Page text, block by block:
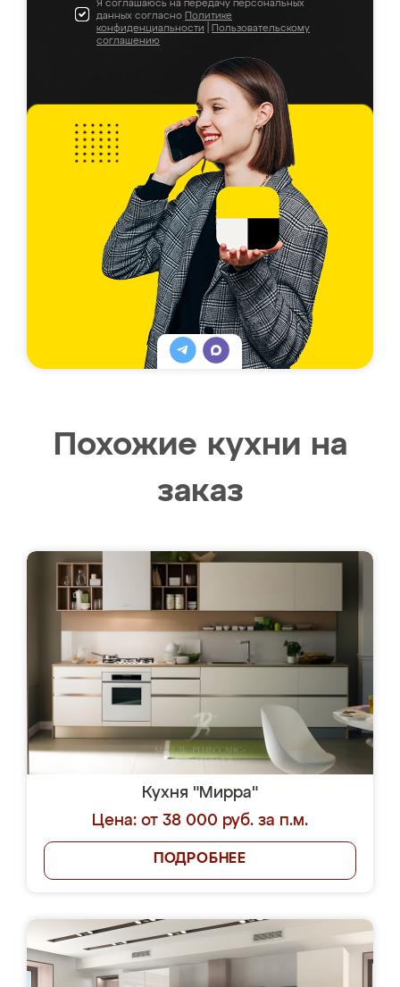
Я соглашаюсь на передачу персональных
данных согласно Политике
конфиденциальности
Пользовательскому
соглашению
Похожие кухни на
заказ
Кухня "Мирра"
Цена: от 38 000 руб. за п.м.
ПОДРОБНЕЕ